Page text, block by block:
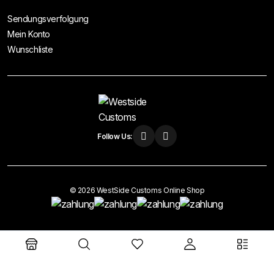
Sendungsverfolgung
Mein Konto
Wunschliste
Follow Us:
© 2026 WestSide Customs Online Shop
Vertrag widerrufen